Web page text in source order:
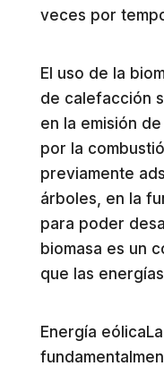
veces por
El uso de la
de calefacción
en la emisión
por la
previamente
árboles, en la
para poder
biomasa es un
que las
Energía